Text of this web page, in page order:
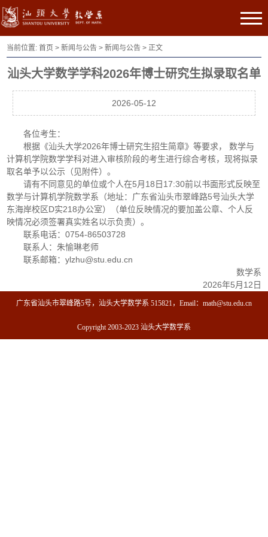
当前位置:首页 >新闻与公告 >新闻与公告 > 正文
汕头大学数学学科2026年博士研究生拟录取名单
2026-05-12
各位考生：
根据《汕头大学2026年博士研究生招生简章》等要求，数学与
计算机学院数学学科对进入审核阶段的考生进行综合考核，现将拟录
取名单予以公示（见附件）。
请有不同意见的单位或个人在5月18日17:30前以书面形式反映至
数学与计算机学院数学系（地址：广东省汕头市翠峰路5号汕头大学
东海岸校区D实218办公室）（单位反映情况的要加盖公章、个人反
映情况必须签署真实姓名以示负责）。
联系电话：0754-86503728
联系人：朱愉琳老师
联系邮箱：ylzhu@stu.edu.cn
数学系
2026年5月12日
广东省汕头市翠峰路5号，汕头大学数学系 515821，Email：math@stu.edu.cn
Copyright 2003-2023 汕头大学数学系